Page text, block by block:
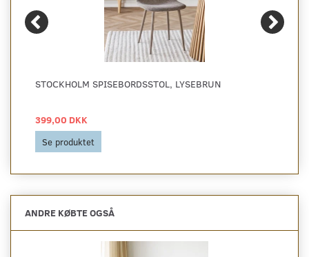
STOCKHOLM SPISEBORDSSTOL, LYSEBRUN
399,00 DKK
Se produktet
ANDRE KØBTE OGSÅ